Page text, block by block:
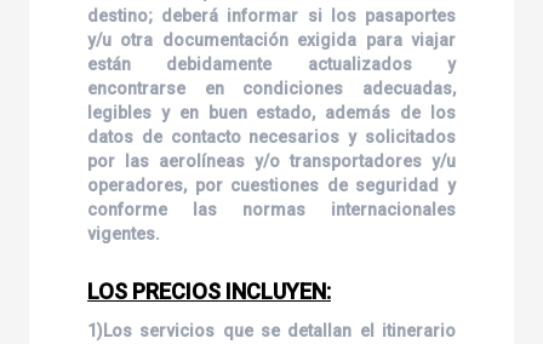
destino; deberá informar si los pasaportes
y/u otra documentación exigida para viajar
están debidamente actualizados y
encontrarse en condiciones adecuadas,
legibles y en buen estado, además de los
datos de contacto necesarios y solicitados
por las aerolíneas y/o transportadores y/u
operadores, por cuestiones de seguridad y
conforme las normas internacionales
vigentes.
LOS PRECIOS INCLUYEN:
1)Los servicios que se detallan el itinerario